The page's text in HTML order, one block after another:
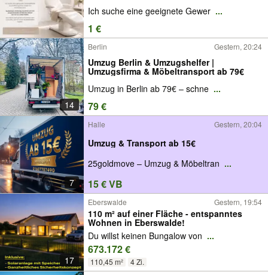
Ich suche eine geeignete Gewer ...
1 €
14
Berlin Gestern, 20:24
Umzug Berlin & Umzugshelfer |
Umzugsfirma & Möbeltransport ab 79€
Umzug in Berlin ab 79€ – schne ...
79 €
7
Halle Gestern, 20:04
Umzug & Transport ab 15€
25goldmove – Umzug & Möbeltran ...
15 € VB
17
Eberswalde Gestern, 19:54
110 m² auf einer Fläche - entspanntes
Wohnen in Eberswalde!
Du willst keinen Bungalow von ...
673.172 €
110,45 m²
4 Zi.